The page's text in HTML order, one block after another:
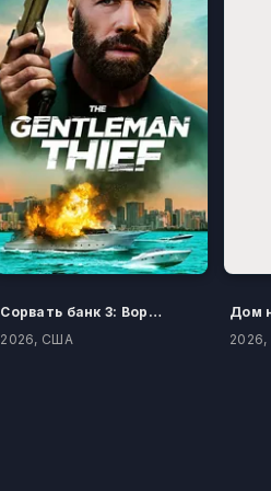
Сорвать банк 3: Вор-джентльмен
2026, США